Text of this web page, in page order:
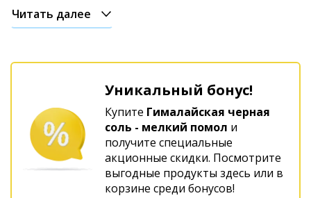
Читать далее
Уникальный бонус!
Купите Гималайская черная
соль - мелкий помол и
получите специальные
акционные скидки. Посмотрите
выгодные продукты здесь или в
корзине среди бонусов!